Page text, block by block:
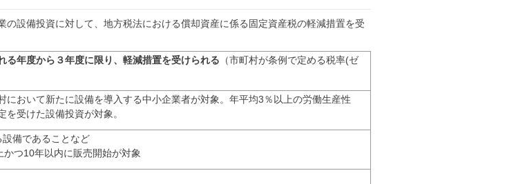
設備投資に対して、地方税法における償却資産に係る固定資産税の軽減措置を受
る年度から３年度に限り、軽減措置を受けられる （市町村が条例で定める税率(ゼ
において新たに設備を導入する中小企業者が対象。年平均3％以上の労働生産性
受けた設備投資が対象。
備であることなど
つ10年以内に販売開始が対象